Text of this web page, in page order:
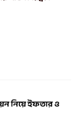
নিয়ে ইফতার ও